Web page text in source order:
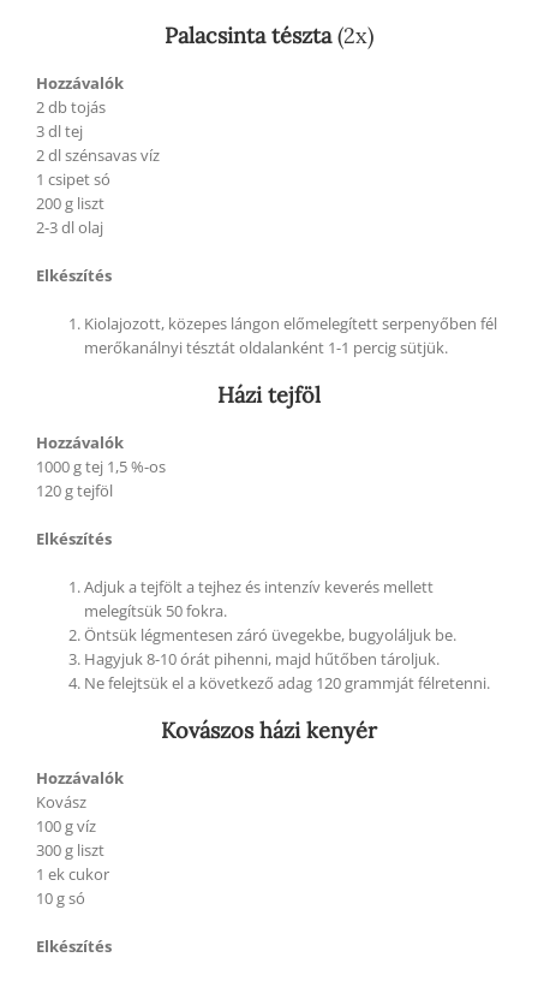
Palacsinta tészta(2x)
Hozzávalók
2 db tojás
3 dl tej
2 dl szénsavas víz
1 csipet só
200 g liszt
2-3 dl olaj
Elkészítés
Kiolajozott, közepes lángon előmelegített serpenyőben fél
merőkanálnyi tésztát oldalanként 1-1 percig sütjük.
Házi tejföl
Hozzávalók
1000 g tej 1,5 %-os
120 g tejföl
Elkészítés
Adjuk a tejfölt a tejhez és intenzív keverés mellett
melegítsük 50 fokra.
Öntsük légmentesen záró üvegekbe, bugyoláljuk be.
Hagyjuk 8-10 órát pihenni, majd hűtőben tároljuk.
Ne felejtsük el a következő adag 120 grammját félretenni.
Kovászos házi kenyér
Hozzávalók
Kovász
100 g víz
300 g liszt
1 ek cukor
10 g só
Elkészítés